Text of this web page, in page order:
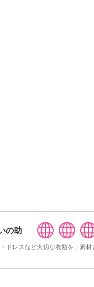
の助
ドレスなど大切な衣類を、素